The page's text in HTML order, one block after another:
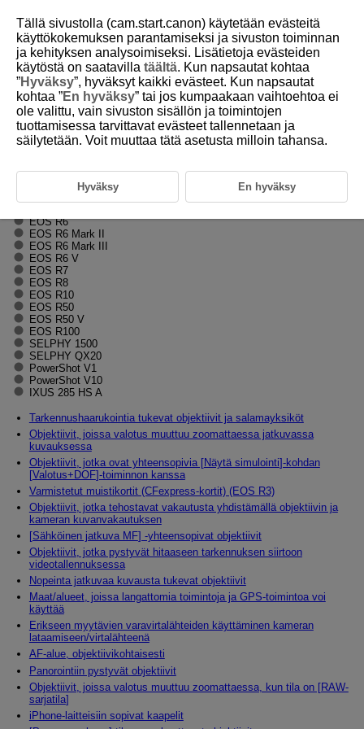
H001-001
Lisätietoja
Antaa lisätietoja, joita ei ole Laajennetussa käyttöoppaassa.
EOS R1
EOS R6
EOS R6 Mark II
EOS R6 Mark III
EOS R6 V
EOS R7
EOS R8
EOS R10
EOS R50
EOS R50 V
EOS R100
SELPHY 1500
SELPHY QX20
PowerShot V1
PowerShot V10
IXUS 285 HS A
Tarkennushaarukointia tukevat objektiivit ja salamayksiköt
Objektiivit, joissa valotus muuttuu zoomattaessa jatkuvassa
kuvauksessa
Objektiivit, jotka ovat yhteensopivia [Näytä simulointi]-kohdan
[Valotus+DOF]-toiminnon kanssa
Varmistetut muistikortit (CFexpress-kortit) (EOS R3)
Objektiivit, jotka tehostavat vakautusta yhdistämällä objektiivin ja
kameran kuvanvakautuksen
[Sähköinen jatkuva MF] -yhteensopivat objektiivit
Objektiivit, jotka pystyvät hitaaseen tarkennuksen siirtoon
videotallennuksessa
Nopeinta jatkuvaa kuvausta tukevat objektiivit
Maat/alueet, joissa langattomia toimintoja ja GPS-toimintoa voi
käyttää
Erikseen myytävien varavirtalähteiden käyttäminen kameran
lataamiseen/virtalähteenä
AF-alue, objektiivikohtaisesti
Panorointiin pystyvät objektiivit
Objektiivit, joissa valotus muuttuu zoomattaessa, kun tila on [RAW-
sarjatila]
iPhone-laitteisiin sopivat kaapelit
Tällä sivustolla (cam.start.canon) käytetään evästeitä
käyttökokemuksen parantamiseksi ja sivuston toiminnan
ja kehityksen analysoimiseksi. Lisätietoja evästeiden
käytöstä on saatavilla täältä. Kun napsautat kohtaa
”Hyväksy”, hyväksyt kaikki evästeet. Kun napsautat
kohtaa ”En hyväksy” tai jos kumpaakaan vaihtoehtoa ei
ole valittu, vain sivuston sisällön ja toimintojen
tuottamisessa tarvittavat evästeet tallennetaan ja
säilytetään. Voit muuttaa tätä asetusta milloin tahansa.
Hyväksy En hyväksy